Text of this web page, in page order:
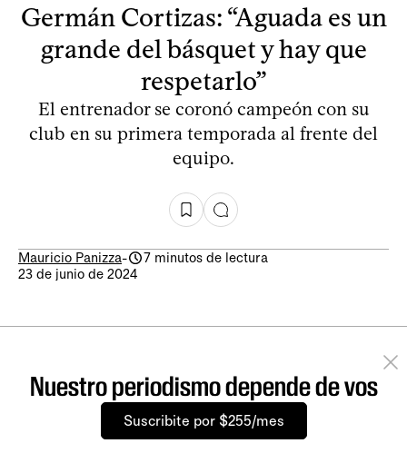
Germán Cortizas: “Aguada es un
grande del básquet y hay que
respetarlo”
El entrenador se coronó campeón con su
club en su primera temporada al frente del
equipo.
Mauricio Panizza-
7 minutos de lectura
23 de junio de 2024
Nuestro periodismo depende de vos
Suscribite por $255/mes